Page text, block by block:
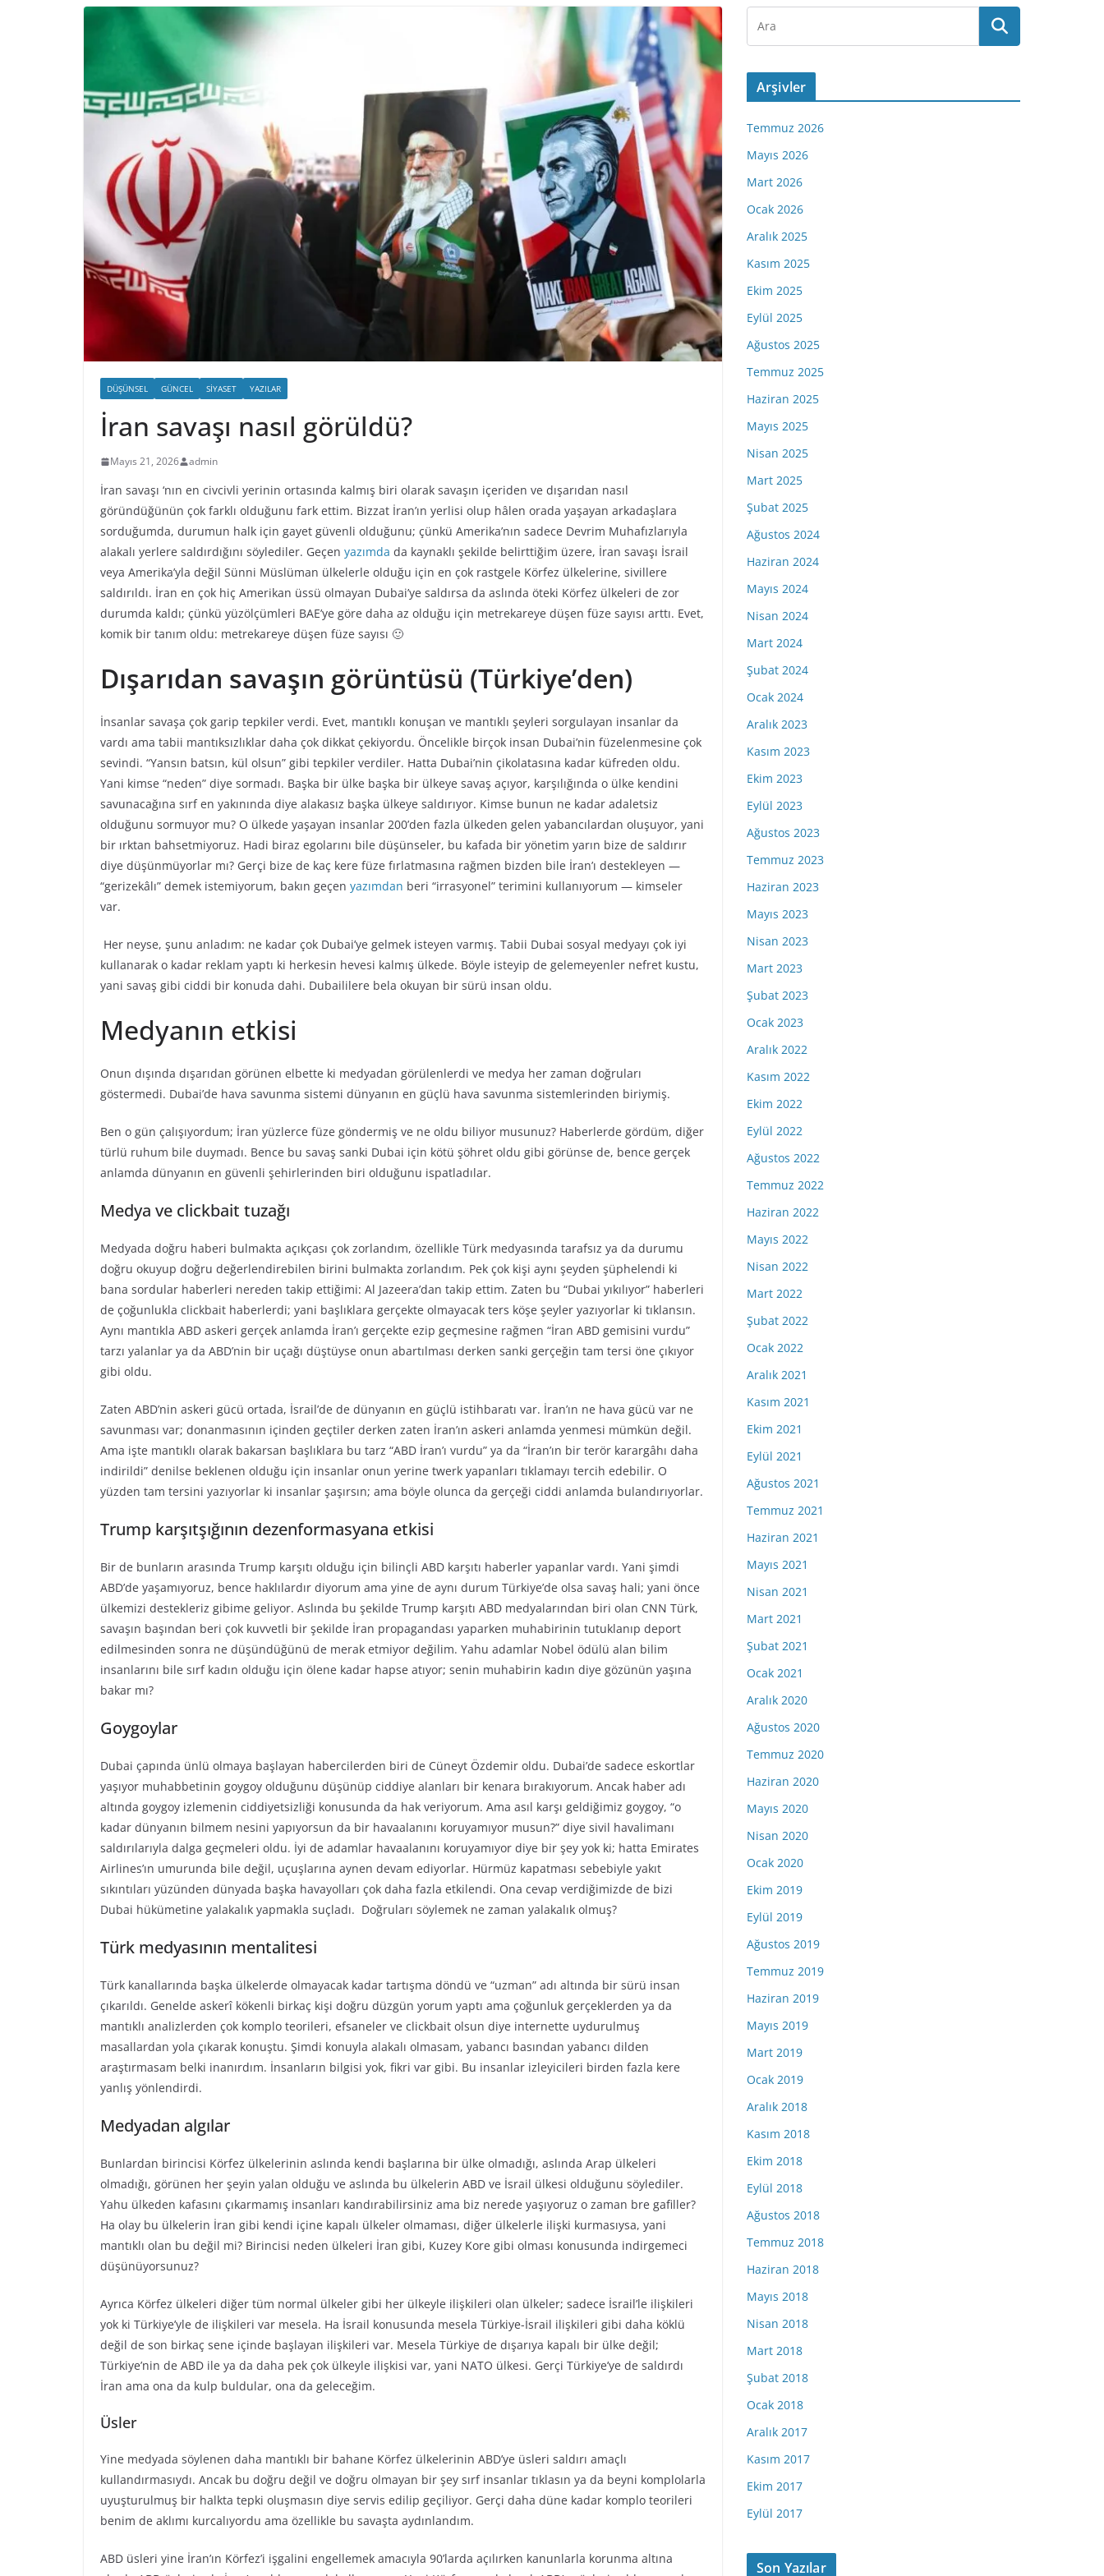
DÜŞÜNSEL GÜNCEL SIYASET YAZILAR
İran savaşı nasıl görüldü?
Mayıs 21, 2026 admin
İran savaşı ‘nın en civcivli yerinin ortasında kalmış biri olarak savaşın içeriden ve dışarıdan nasıl
göründüğünün çok farklı olduğunu fark ettim. Bizzat İran’ın yerlisi olup hâlen orada yaşayan arkadaşlara
sorduğumda, durumun halk için gayet güvenli olduğunu; çünkü Amerika’nın sadece Devrim Muhafızlarıyla
alakalı yerlere saldırdığını söylediler. Geçen yazımda da kaynaklı şekilde belirttiğim üzere, İran savaşı İsrail
veya Amerika’yla değil Sünni Müslüman ülkelerle olduğu için en çok rastgele Körfez ülkelerine, sivillere
saldırıldı. İran en çok hiç Amerikan üssü olmayan Dubai’ye saldırsa da aslında öteki Körfez ülkeleri de zor
durumda kaldı; çünkü yüzölçümleri BAE’ye göre daha az olduğu için metrekareye düşen füze sayısı arttı. Evet,
komik bir tanım oldu: metrekareye düşen füze sayısı 🙂
Dışarıdan savaşın görüntüsü (Türkiye’den)
İnsanlar savaşa çok garip tepkiler verdi. Evet, mantıklı konuşan ve mantıklı şeyleri sorgulayan insanlar da
vardı ama tabii mantıksızlıklar daha çok dikkat çekiyordu. Öncelikle birçok insan Dubai’nin füzelenmesine çok
sevindi. “Yansın batsın, kül olsun” gibi tepkiler verdiler. Hatta Dubai’nin çikolatasına kadar küfreden oldu.
Yani kimse “neden” diye sormadı. Başka bir ülke başka bir ülkeye savaş açıyor, karşılığında o ülke kendini
savunacağına sırf en yakınında diye alakasız başka ülkeye saldırıyor. Kimse bunun ne kadar adaletsiz
olduğunu sormuyor mu? O ülkede yaşayan insanlar 200’den fazla ülkeden gelen yabancılardan oluşuyor, yani
bir ırktan bahsetmiyoruz. Hadi biraz egolarını bile düşünseler, bu kafada bir yönetim yarın bize de saldırır
diye düşünmüyorlar mı? Gerçi bize de kaç kere füze fırlatmasına rağmen bizden bile İran’ı destekleyen —
“gerizekâlı” demek istemiyorum, bakın geçen yazımdan beri “irrasyonel” terimini kullanıyorum — kimseler
var.
Her neyse, şunu anladım: ne kadar çok Dubai’ye gelmek isteyen varmış. Tabii Dubai sosyal medyayı çok iyi
kullanarak o kadar reklam yaptı ki herkesin hevesi kalmış ülkede. Böyle isteyip de gelemeyenler nefret kustu,
yani savaş gibi ciddi bir konuda dahi. Dubaililere bela okuyan bir sürü insan oldu.
Medyanın etkisi
Onun dışında dışarıdan görünen elbette ki medyadan görülenlerdi ve medya her zaman doğruları
göstermedi. Dubai’de hava savunma sistemi dünyanın en güçlü hava savunma sistemlerinden biriymiş.
Ben o gün çalışıyordum; İran yüzlerce füze göndermiş ve ne oldu biliyor musunuz? Haberlerde gördüm, diğer
türlü ruhum bile duymadı. Bence bu savaş sanki Dubai için kötü şöhret oldu gibi görünse de, bence gerçek
anlamda dünyanın en güvenli şehirlerinden biri olduğunu ispatladılar.
Medya ve clickbait tuzağı
Medyada doğru haberi bulmakta açıkçası çok zorlandım, özellikle Türk medyasında tarafsız ya da durumu
doğru okuyup doğru değerlendirebilen birini bulmakta zorlandım. Pek çok kişi aynı şeyden şüphelendi ki
bana sordular haberleri nereden takip ettiğimi: Al Jazeera’dan takip ettim. Zaten bu “Dubai yıkılıyor” haberleri
de çoğunlukla clickbait haberlerdi; yani başlıklara gerçekte olmayacak ters köşe şeyler yazıyorlar ki tıklansın.
Aynı mantıkla ABD askeri gerçek anlamda İran’ı gerçekte ezip geçmesine rağmen “İran ABD gemisini vurdu”
tarzı yalanlar ya da ABD’nin bir uçağı düştüyse onun abartılması derken sanki gerçeğin tam tersi öne çıkıyor
gibi oldu.
Zaten ABD’nin askeri gücü ortada, İsrail’de de dünyanın en güçlü istihbaratı var. İran’ın ne hava gücü var ne
savunması var; donanmasının içinden geçtiler derken zaten İran’ın askeri anlamda yenmesi mümkün değil.
Ama işte mantıklı olarak bakarsan başlıklara bu tarz “ABD İran’ı vurdu” ya da “İran’ın bir terör karargâhı daha
indirildi” denilse beklenen olduğu için insanlar onun yerine twerk yapanları tıklamayı tercih edebilir. O
yüzden tam tersini yazıyorlar ki insanlar şaşırsın; ama böyle olunca da gerçeği ciddi anlamda bulandırıyorlar.
Trump karşıtşığının dezenformasyana etkisi
Bir de bunların arasında Trump karşıtı olduğu için bilinçli ABD karşıtı haberler yapanlar vardı. Yani şimdi
ABD’de yaşamıyoruz, bence haklılardır diyorum ama yine de aynı durum Türkiye’de olsa savaş hali; yani önce
ülkemizi destekleriz gibime geliyor. Aslında bu şekilde Trump karşıtı ABD medyalarından biri olan CNN Türk,
savaşın başından beri çok kuvvetli bir şekilde İran propagandası yaparken muhabirinin tutuklanıp deport
edilmesinden sonra ne düşündüğünü de merak etmiyor değilim. Yahu adamlar Nobel ödülü alan bilim
insanlarını bile sırf kadın olduğu için ölene kadar hapse atıyor; senin muhabirin kadın diye gözünün yaşına
bakar mı?
Goygoylar
Dubai çapında ünlü olmaya başlayan habercilerden biri de Cüneyt Özdemir oldu. Dubai’de sadece eskortlar
yaşıyor muhabbetinin goygoy olduğunu düşünüp ciddiye alanları bir kenara bırakıyorum. Ancak haber adı
altında goygoy izlemenin ciddiyetsizliği konusunda da hak veriyorum. Ama asıl karşı geldiğimiz goygoy, “o
kadar dünyanın bilmem nesini yapıyorsun da bir havaalanını koruyamıyor musun?” diye sivil havalimanı
saldırılarıyla dalga geçmeleri oldu. İyi de adamlar havaalanını koruyamıyor diye bir şey yok ki; hatta Emirates
Airlines’ın umurunda bile değil, uçuşlarına aynen devam ediyorlar. Hürmüz kapatması sebebiyle yakıt
sıkıntıları yüzünden dünyada başka havayolları çok daha fazla etkilendi. Ona cevap verdiğimizde de bizi
Dubai hükümetine yalakalık yapmakla suçladı. Doğruları söylemek ne zaman yalakalık olmuş?
Türk medyasının mentalitesi
Türk kanallarında başka ülkelerde olmayacak kadar tartışma döndü ve “uzman” adı altında bir sürü insan
çıkarıldı. Genelde askerî kökenli birkaç kişi doğru düzgün yorum yaptı ama çoğunluk gerçeklerden ya da
mantıklı analizlerden çok komplo teorileri, efsaneler ve clickbait olsun diye internette uydurulmuş
masallardan yola çıkarak konuştu. Şimdi konuyla alakalı olmasam, yabancı basından yabancı dilden
araştırmasam belki inanırdım. İnsanların bilgisi yok, fikri var gibi. Bu insanlar izleyicileri birden fazla kere
yanlış yönlendirdi.
Medyadan algılar
Bunlardan birincisi Körfez ülkelerinin aslında kendi başlarına bir ülke olmadığı, aslında Arap ülkeleri
olmadığı, görünen her şeyin yalan olduğu ve aslında bu ülkelerin ABD ve İsrail ülkesi olduğunu söylediler.
Yahu ülkeden kafasını çıkarmamış insanları kandırabilirsiniz ama biz nerede yaşıyoruz o zaman bre gafiller?
Ha olay bu ülkelerin İran gibi kendi içine kapalı ülkeler olmaması, diğer ülkelerle ilişki kurmasıysa, yani
mantıklı olan bu değil mi? Birincisi neden ülkeleri İran gibi, Kuzey Kore gibi olması konusunda indirgemeci
düşünüyorsunuz?
Ayrıca Körfez ülkeleri diğer tüm normal ülkeler gibi her ülkeyle ilişkileri olan ülkeler; sadece İsrail’le ilişkileri
yok ki Türkiye’yle de ilişkileri var mesela. Ha İsrail konusunda mesela Türkiye-İsrail ilişkileri gibi daha köklü
değil de son birkaç sene içinde başlayan ilişkileri var. Mesela Türkiye de dışarıya kapalı bir ülke değil;
Türkiye’nin de ABD ile ya da daha pek çok ülkeyle ilişkisi var, yani NATO ülkesi. Gerçi Türkiye’ye de saldırdı
İran ama ona da kulp buldular, ona da geleceğim.
Üsler
Yine medyada söylenen daha mantıklı bir bahane Körfez ülkelerinin ABD’ye üsleri saldırı amaçlı
kullandırmasıydı. Ancak bu doğru değil ve doğru olmayan bir şey sırf insanlar tıklasın ya da beyni komplolarla
uyuşturulmuş bir halkta tepki oluşmasın diye servis edilip geçiliyor. Gerçi daha düne kadar komplo teorileri
benim de aklımı kurcalıyordu ama özellikle bu savaşta aydınlandım.
ABD üsleri yine İran’ın Körfez’i işgalini engellemek amacıyla 90’larda açılırken kanunlarla korunma altına
Arşivler
Temmuz 2026
Mayıs 2026
Mart 2026
Ocak 2026
Aralık 2025
Kasım 2025
Ekim 2025
Eylül 2025
Ağustos 2025
Temmuz 2025
Haziran 2025
Mayıs 2025
Nisan 2025
Mart 2025
Şubat 2025
Ağustos 2024
Haziran 2024
Mayıs 2024
Nisan 2024
Mart 2024
Şubat 2024
Ocak 2024
Aralık 2023
Kasım 2023
Ekim 2023
Eylül 2023
Ağustos 2023
Temmuz 2023
Haziran 2023
Mayıs 2023
Nisan 2023
Mart 2023
Şubat 2023
Ocak 2023
Aralık 2022
Kasım 2022
Ekim 2022
Eylül 2022
Ağustos 2022
Temmuz 2022
Haziran 2022
Mayıs 2022
Nisan 2022
Mart 2022
Şubat 2022
Ocak 2022
Aralık 2021
Kasım 2021
Ekim 2021
Eylül 2021
Ağustos 2021
Temmuz 2021
Haziran 2021
Mayıs 2021
Nisan 2021
Mart 2021
Şubat 2021
Ocak 2021
Aralık 2020
Ağustos 2020
Temmuz 2020
Haziran 2020
Mayıs 2020
Nisan 2020
Ocak 2020
Ekim 2019
Eylül 2019
Ağustos 2019
Temmuz 2019
Haziran 2019
Mayıs 2019
Mart 2019
Ocak 2019
Aralık 2018
Kasım 2018
Ekim 2018
Eylül 2018
Ağustos 2018
Temmuz 2018
Haziran 2018
Mayıs 2018
Nisan 2018
Mart 2018
Şubat 2018
Ocak 2018
Aralık 2017
Kasım 2017
Ekim 2017
Eylül 2017
Son Yazılar